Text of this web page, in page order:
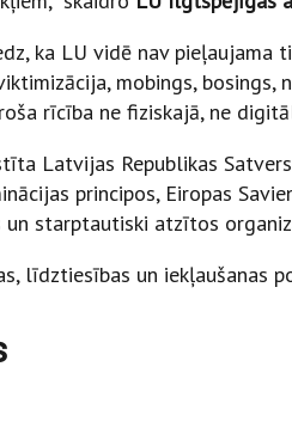
ka LU vidē nav pieļaujama
mobings, bosings,
rīcība ne fiziskajā, ne
Latvijas Republikas
principos, Eiropas
un starptautiski atzītos
līdztiesības un iekļaušanas